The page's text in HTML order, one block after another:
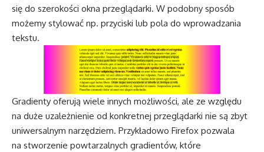
się do szerokości okna przeglądarki. W podobny sposób
możemy stylować np. przyciski lub pola do wprowadzania
tekstu.
Gradienty oferują wiele innych możliwości, ale ze względu
na duże uzależnienie od konkretnej przeglądarki nie są zbyt
uniwersalnym narzędziem. Przykładowo Firefox pozwala
na stworzenie powtarzalnych gradientów, które